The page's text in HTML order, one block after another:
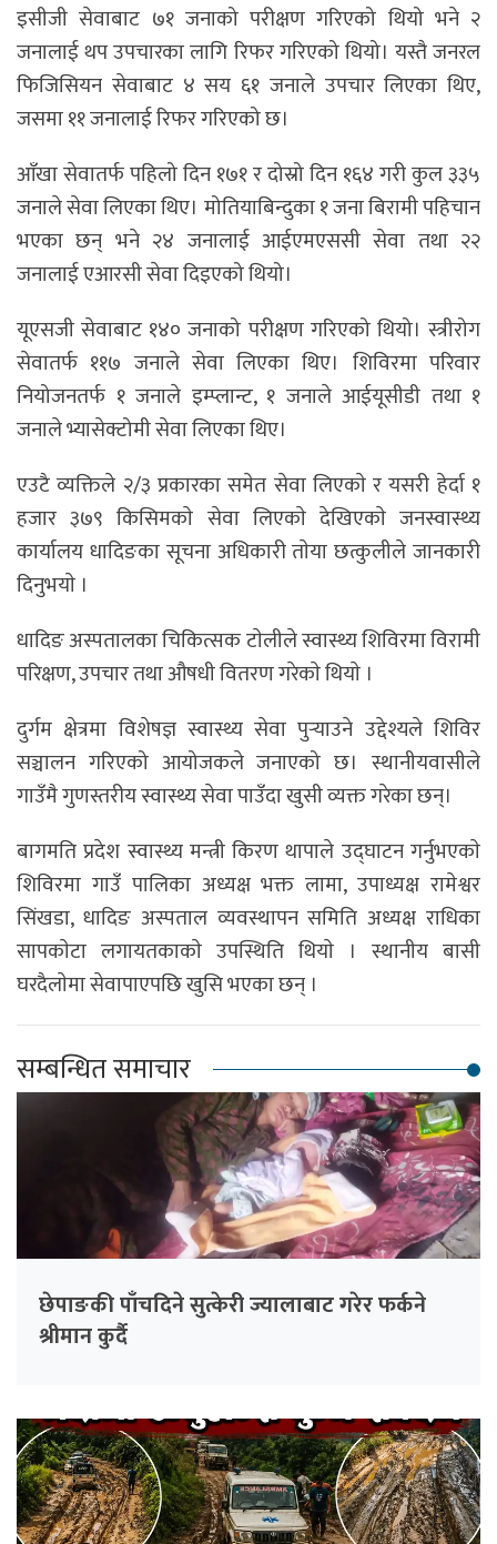
इसीजी सेवाबाट ७१ जनाको परीक्षण गरिएको थियो भने २
जनालाई थप उपचारका लागि रिफर गरिएको थियो। यस्तै जनरल
फिजिसियन सेवाबाट ४ सय ६१ जनाले उपचार लिएका थिए,
जसमा ११ जनालाई रिफर गरिएको छ।
आँखा सेवातर्फ पहिलो दिन १७१ र दोस्रो दिन १६४ गरी कुल ३३५
जनाले सेवा लिएका थिए। मोतियाबिन्दुका १ जना बिरामी पहिचान
भएका छन् भने २४ जनालाई आईएमएससी सेवा तथा २२
जनालाई एआरसी सेवा दिइएको थियो।
यूएसजी सेवाबाट १४० जनाको परीक्षण गरिएको थियो। स्त्रीरोग
सेवातर्फ ११७ जनाले सेवा लिएका थिए। शिविरमा परिवार
नियोजनतर्फ १ जनाले इम्प्लान्ट, १ जनाले आईयूसीडी तथा १
जनाले भ्यासेक्टोमी सेवा लिएका थिए।
एउटै व्यक्तिले २/३ प्रकारका समेत सेवा लिएकाे र यसरी हेर्दा १
हजार ३७९ किसिमकाे सेवा लिएकाे देखिएकाे जनस्वास्थ्य
कार्यालय धादिङका सूचना अधिकारी ताेया छत्कुलीले जानकारी
दिनुभयाे ।
धादिङ अस्पतालका चिकित्सक टाेलीले स्वास्थ्य शिविरमा विरामी
परिक्षण, उपचार तथा औषधी वितरण गरेकाे थियाे ।
दुर्गम क्षेत्रमा विशेषज्ञ स्वास्थ्य सेवा पुर्‍याउने उद्देश्यले शिविर
सञ्चालन गरिएको आयोजकले जनाएको छ। स्थानीयवासीले
गाउँमै गुणस्तरीय स्वास्थ्य सेवा पाउँदा खुसी व्यक्त गरेका छन्।
बागमति प्रदेश स्वास्थ्य मन्त्री किरण थापाले उद्घाटन गर्नुभएकाे
शिविरमा गाउँ पालिका अध्यक्ष भक्त लामा, उपाध्यक्ष रामेश्वर
सिंखडा, धादिङ अस्पताल व्यवस्थापन समिति अध्यक्ष राधिका
सापकाेटा लगायतकाकाे उपस्थिति थियाे । स्थानीय बासी
घरदैलाेमा सेवापाएपछि खुसि भएका छन् ।
सम्बन्धित समाचार
छेपाङकी पाँचदिने सुत्केरी ज्यालाबाट गरेर फर्कने
श्रीमान कुर्दै